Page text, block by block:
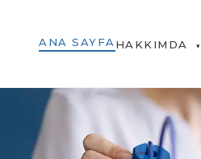
ANA SAYFA HAKKIMDA ▾